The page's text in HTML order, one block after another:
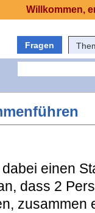
Fragen
einen
dass 2
zusammen
Willkommen,